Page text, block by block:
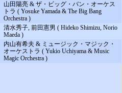
山田陽亮 & ザ・ビッグ・バン・オーケス
トラ ( Yosuke Yamada & The Big Bang
Orchestra )
清水秀子, 前田憲男 ( Hideko Shimizu, Norio
Maeda )
内山有希夫 & ミュージック・マジック・
オーケストラ ( Yukio Uchiyama & Music
Magic Orchestra )